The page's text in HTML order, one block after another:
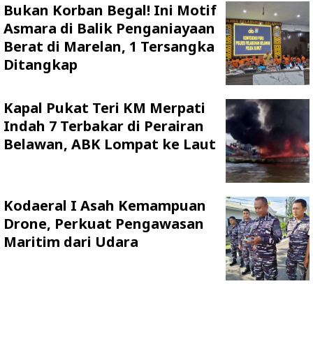
Bukan Korban Begal! Ini Motif
Asmara di Balik Penganiayaan
Berat di Marelan, 1 Tersangka
Ditangkap
Kapal Pukat Teri KM Merpati
Indah 7 Terbakar di Perairan
Belawan, ABK Lompat ke Laut
Kodaeral I Asah Kemampuan
Drone, Perkuat Pengawasan
Maritim dari Udara